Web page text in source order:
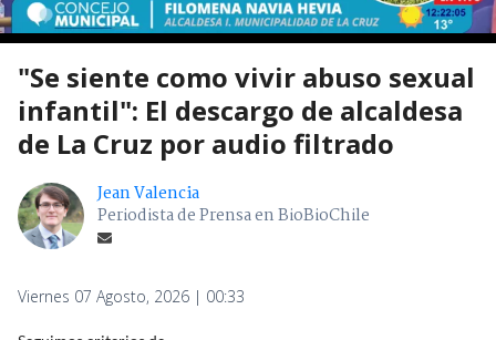
"Se siente como vivir abuso sexual
infantil": El descargo de alcaldesa
de La Cruz por audio filtrado
Jean Valencia
Periodista de Prensa en BioBioChile
Viernes 07 Agosto, 2026 | 00:33